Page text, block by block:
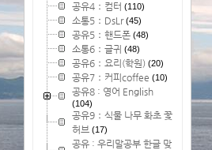
공유4：컴터 (110)
소통5：DsLr(45)
공유5：핸드폰(48)
소통6：글귀 (48)
공유6：요리(학원)(20)
공유7：커피coffee (10)
공유8 : 영어 English
(104)
공유9：식물 나무 화초 꽃
허브 (17)
공유 : 우리말공부 한글 맞